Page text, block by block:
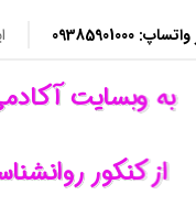
​به وبسایت
از کنکور